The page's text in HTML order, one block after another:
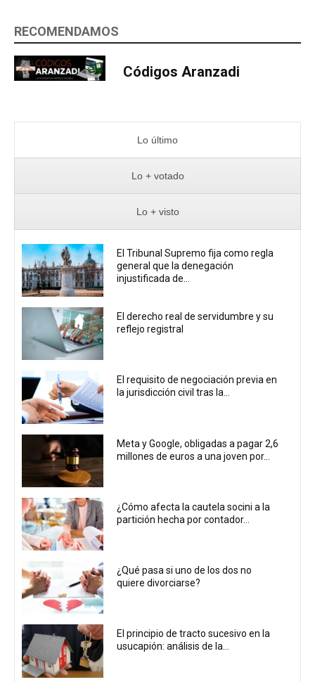
RECOMENDAMOS
Códigos Aranzadi
Lo último
Lo + votado
Lo + visto
El Tribunal Supremo fija como regla
general que la denegación
injustificada de...
El derecho real de servidumbre y su
reflejo registral
El requisito de negociación previa en
la jurisdicción civil tras la...
Meta y Google, obligadas a pagar 2,6
millones de euros a una joven por...
¿Cómo afecta la cautela socini a la
partición hecha por contador...
¿Qué pasa si uno de los dos no
quiere divorciarse?
El principio de tracto sucesivo en la
usucapión: análisis de la...